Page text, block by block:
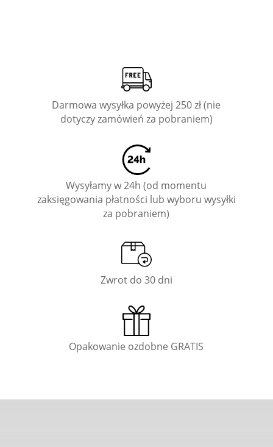
Darmowa wysyłka powyżej 250 zł (nie
dotyczy zamówień za pobraniem)
Wysyłamy w 24h (od momentu
zaksięgowania płatności lub wyboru wysyłki
za pobraniem)
Zwrot do 30 dni
Opakowanie ozdobne GRATIS